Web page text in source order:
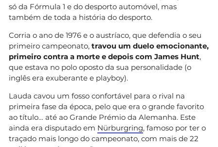
só da Fórmula 1 e do desporto automóvel, mas
também de toda a história do desporto.
Corria o ano de 1976 e o austríaco, que defendia o seu
primeiro campeonato, travou um duelo emocionante,
primeiro contra a morte e depois com James Hunt,
que estava no polo oposto da sua personalidade (o
inglês era exuberante e playboy).
Lauda cavou um fosso confortável para o rival na
primeira fase da época, pelo que era o grande favorito
ao título… até ao Grande Prémio da Alemanha. Este
ainda era disputado em Nürburgring, famoso por ter o
traçado mais longo do campeonato, com mais de 22